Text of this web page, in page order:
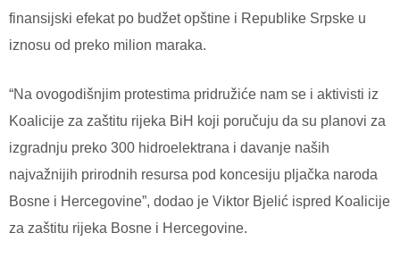
finansijski efekat po budžet opštine i Republike Srpske u
iznosu od preko milion maraka.
“Na ovogodišnjim protestima pridružiće nam se i aktivisti iz
Koalicije za zaštitu rijeka BiH koji poručuju da su planovi za
izgradnju preko 300 hidroelektrana i davanje naših
najvažnijih prirodnih resursa pod koncesiju pljačka naroda
Bosne i Hercegovine”, dodao je Viktor Bjelić ispred Koalicije
za zaštitu rijeka Bosne i Hercegovine.